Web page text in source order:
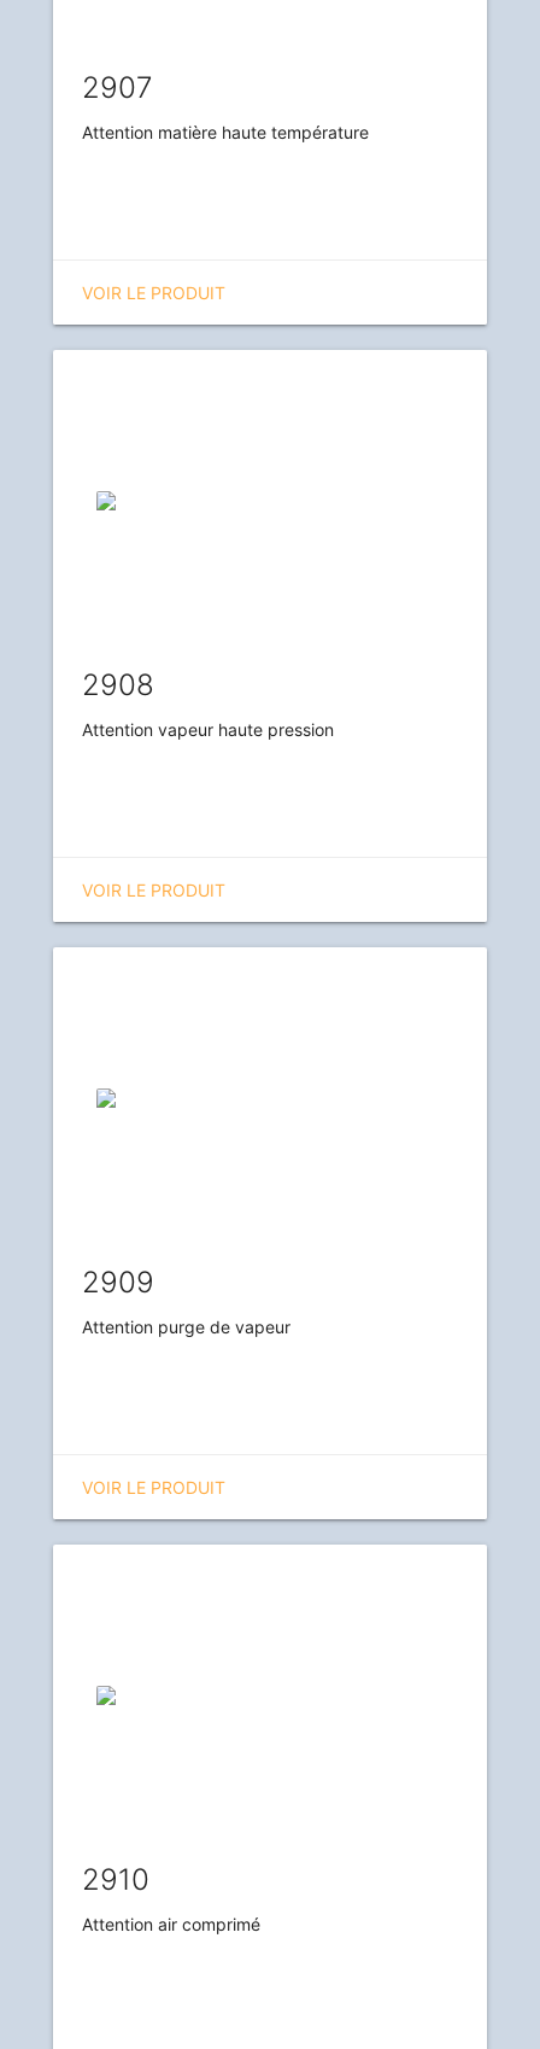
2907
Attention matière haute température
VOIR LE PRODUIT
2908
Attention vapeur haute pression
VOIR LE PRODUIT
2909
Attention purge de vapeur
VOIR LE PRODUIT
2910
Attention air comprimé